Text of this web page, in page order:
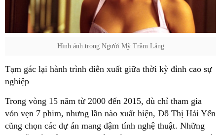
Hình ảnh trong Người Mỹ Trầm Lặng
Tạm gác lại hành trình diễn xuất giữa thời kỳ đỉnh cao sự
nghiệp
Trong vòng 15 năm từ 2000 đến 2015, dù chỉ tham gia
vỏn vẹn 7 phim, nhưng lần nào xuất hiện, Đỗ Thị Hải Yến
cũng chọn các dự án mang đậm tính nghệ thuật. Những